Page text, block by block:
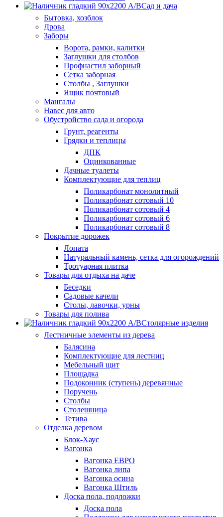
Сад и дача
Бытовка, хозблок
Дрова
Заборы
Ворота, рамки, калитки
Заглушки для столбов
Профнастил заборный
Сетка заборная
Столбы , Заглушки
Ящик почтовый
Мангалы
Навес для авто
Обустройство сада и огорода
Грунт, реагенты
Грядки и теплицы
ДПК
Оцинкованные
Дачные туалеты
Комплектующие для теплиц
Поликарбонат монолитный
Поликарбонат сотовый 10
Поликарбонат сотовый 4
Поликарбонат сотовый 6
Поликарбонат сотовый 8
Покрытие дорожек
Лопата
Натуральный камень, сетка для огорождений
Тротуарная плитка
Товары для отдыха на даче
Беседки
Садовые качели
Столы, лавочки, урны
Товары для полива
Столярные изделия
Лестничные элементы из дерева
Балясина
Комплектующие для лестниц
Мебельный щит
Площадка
Подоконник (ступень) деревянные
Поручень
Столбы
Столешница
Тетива
Отделка деревом
Блок-Хаус
Вагонка
Вагонка ЕВРО
Вагонка липа
Вагонка осина
Вагонка Штиль
Доска пола, подложки
Доска пола